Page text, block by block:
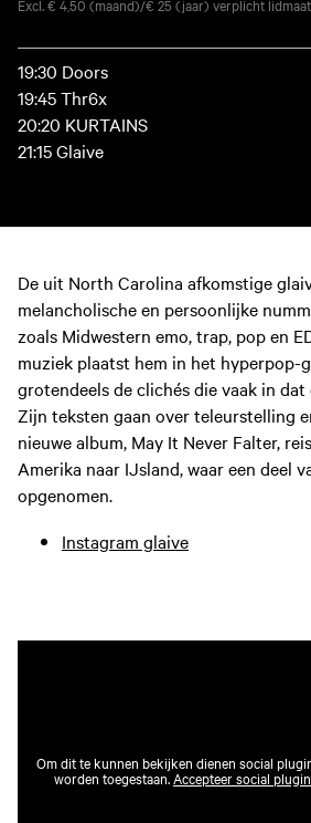
Excl. € 4,50 (maand)/€ 25 (jaar) verplicht
19:30 Doors
19:45 Thr6x
20:20 KURTAINS
21:15 Glaive
De uit North Carolina afkomstige
melancholische en persoonlijke
zoals Midwestern emo, trap, pop en
muziek plaatst hem in het hyperpop-
grotendeels de clichés die vaak in
Zijn teksten gaan over teleurstelling
nieuwe album, May It Never Falter,
Amerika naar IJsland, waar een deel
opgenomen.
Instagram glaive
Om dit te kunnen bekijken dienen social
worden toegestaan.Accepteer social